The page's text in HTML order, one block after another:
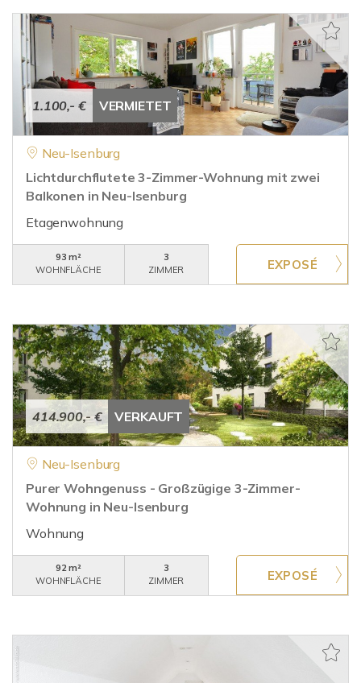
1.100,- € VERMIETET
Neu-Isenburg
Lichtdurchflutete 3-Zimmer-Wohnung mit zwei
Balkonen in Neu-Isenburg
Etagenwohnung
93 m²
WOHNFLÄCHE
3
ZIMMER
414.900,- € VERKAUFT
Neu-Isenburg
Purer Wohngenuss - Großzügige 3-Zimmer-
Wohnung in Neu-Isenburg
Wohnung
92 m²
WOHNFLÄCHE
3
ZIMMER